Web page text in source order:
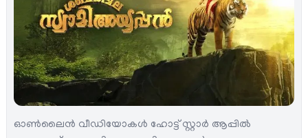
ഓണ്‍ലൈന്‍ വീഡിയോകള്‍ ഹോട്ട് സ്റ്റാര്‍ ആപ്പില്‍